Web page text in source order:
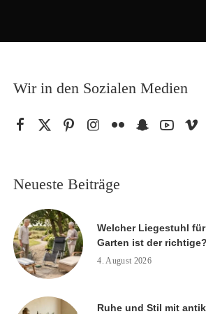
Wir in den Sozialen Medien
Neueste Beiträge
Welcher Liegestuhl
Garten ist der richtige?
4. August 2026
Ruhe und Stil mit